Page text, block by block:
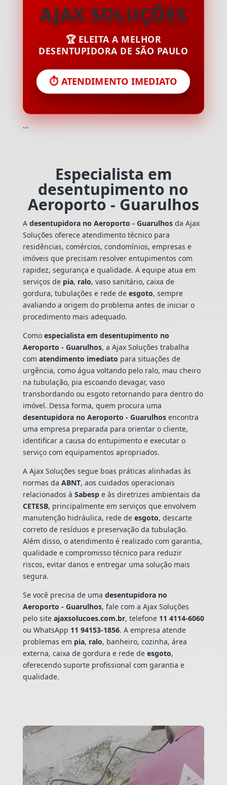
AJAX SOLUÇÕES
🏆 ELEITA A MELHOR
DESENTUPIDORA DE SÃO PAULO
⏱️ ATENDIMENTO IMEDIATO
```
Especialista em
desentupimento no
Aeroporto - Guarulhos
A desentupidora no Aeroporto - Guarulhosda Ajax
Soluções oferece atendimento técnico para
residências, comércios, condomínios, empresas e
imóveis que precisam resolver entupimentos com
rapidez, segurança e qualidade. A equipe atua em
serviços de pia, ralo, vaso sanitário, caixa de
gordura, tubulações e rede de esgoto, sempre
avaliando a origem do problema antes de iniciar o
procedimento mais adequado.
Como especialista em desentupimento no
Aeroporto - Guarulhos, a Ajax Soluções trabalha
com atendimento imediato para situações de
urgência, como água voltando pelo ralo, mau cheiro
na tubulação, pia escoando devagar, vaso
transbordando ou esgoto retornando para dentro do
imóvel. Dessa forma, quem procura uma
desentupidora no Aeroporto - Guarulhosencontra
uma empresa preparada para orientar o cliente,
identificar a causa do entupimento e executar o
serviço com equipamentos apropriados.
A Ajax Soluções segue boas práticas alinhadas às
normas da ABNT, aos cuidados operacionais
relacionados à Sabespe às diretrizes ambientais da
CETESB, principalmente em serviços que envolvem
manutenção hidráulica, rede de esgoto, descarte
correto de resíduos e preservação da tubulação.
Além disso, o atendimento é realizado com garantia,
qualidade e compromisso técnico para reduzir
riscos, evitar danos e entregar uma solução mais
segura.
Se você precisa de uma desentupidora no
Aeroporto - Guarulhos, fale com a Ajax Soluções
pelo site ajaxsolucoes.com.br, telefone 11 4114-6060
ou WhatsApp 11 94153-1856. A empresa atende
problemas em pia, ralo, banheiro, cozinha, área
externa, caixa de gordura e rede de esgoto,
oferecendo suporte profissional com garantia e
qualidade.